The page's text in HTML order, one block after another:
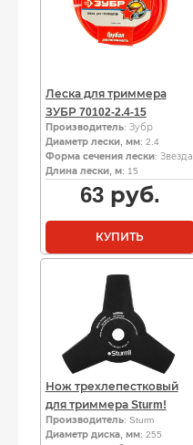
Леска для триммера
ЗУБР 70102-2.4-15
Производитель: Зубр
Диаметр лески, мм: 2.4
Форма сечения лески: Звезда
Длина лески, м: 15
63руб.
КУПИТЬ
Нож трехлепестковый
для триммера Sturm!
Производитель: Sturm
Диаметр диска, мм: 255